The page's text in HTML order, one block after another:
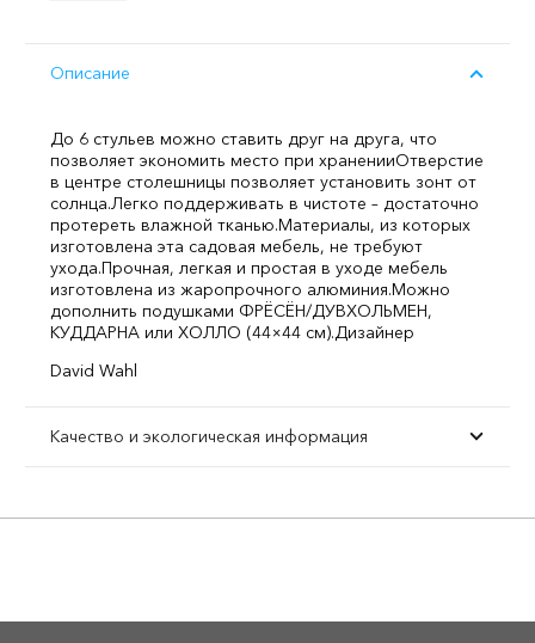
Описание
До 6 стульев можно ставить друг на друга, что
позволяет экономить место при храненииОтверстие
в центре столешницы позволяет установить зонт от
солнца.Легко поддерживать в чистоте – достаточно
протереть влажной тканью.Материалы, из которых
изготовлена эта садовая мебель, не требуют
ухода.Прочная, легкая и простая в уходе мебель
изготовлена из жаропрочного алюминия.Можно
дополнить подушками ФРЁСЁН/ДУВХОЛЬМЕН,
КУДДАРНА или ХОЛЛО (44×44 см).Дизайнер
David Wahl
Качество и экологическая информация